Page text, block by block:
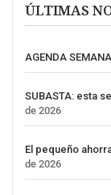
ÚLTIMAS
AGENDA
SUBASTA: esta
de 2026
El pequeño
de 2026